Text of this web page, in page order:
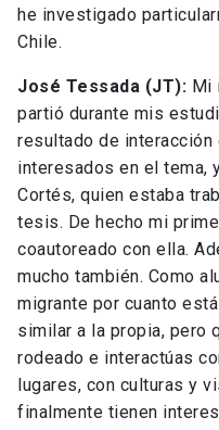
he investigado
Chile.
José Tessada (JT): Mi
partió durante mis
resultado de interacción
interesados en el tema,
Cortés, quien estaba
tesis. De hecho mi
coautoreado con ella.
mucho también. Como
migrante por cuanto
similar a la propia, pero
rodeado e interactúas
lugares, con culturas y
finalmente tienen